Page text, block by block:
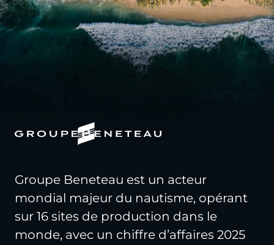
Groupe Beneteau est un acteur
mondial majeur du nautisme, opérant
sur 16 sites de production dans le
monde, avec un chiffre d’affaires 2025